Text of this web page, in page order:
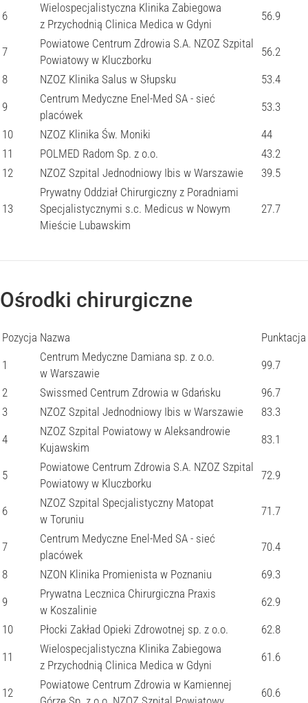
6
Wielospecjalistyczna Klinika Zabiegowa
z Przychodnią Clinica Medica w Gdyni
56.9
7
Powiatowe Centrum Zdrowia S.A. NZOZ Szpital
Powiatowy w Kluczborku
56.2
8
NZOZ Klinika Salus w Słupsku
53.4
9
Centrum Medyczne Enel-Med SA - sieć
placówek
53.3
10
NZOZ Klinika Św. Moniki
44
11
POLMED Radom Sp. z o.o.
43.2
12
NZOZ Szpital Jednodniowy Ibis w Warszawie 39.5
13
Prywatny Oddział Chirurgiczny z Poradniami
Specjalistycznymi s.c. Medicus w Nowym
Mieście Lubawskim
27.7
Ośrodki chirurgiczne
Pozycja Nazwa
Punktacja
1
Centrum Medyczne Damiana sp. z o.o.
w Warszawie
99.7
2
Swissmed Centrum Zdrowia w Gdańsku
96.7
3
NZOZ Szpital Jednodniowy Ibis w Warszawie
83.3
4
NZOZ Szpital Powiatowy w Aleksandrowie
Kujawskim
83.1
5
Powiatowe Centrum Zdrowia S.A. NZOZ Szpital
Powiatowy w Kluczborku
72.9
6
NZOZ Szpital Specjalistyczny Matopat
w Toruniu
71.7
7
Centrum Medyczne Enel-Med SA - sieć
placówek
70.4
8
NZON Klinika Promienista w Poznaniu
69.3
9
Prywatna Lecznica Chirurgiczna Praxis
w Koszalinie
62.9
10
Płocki Zakład Opieki Zdrowotnej sp. z o.o.
62.8
11
Wielospecjalistyczna Klinika Zabiegowa
z Przychodnią Clinica Medica w Gdyni
61.6
12
Powiatowe Centrum Zdrowia w Kamiennej
60.6